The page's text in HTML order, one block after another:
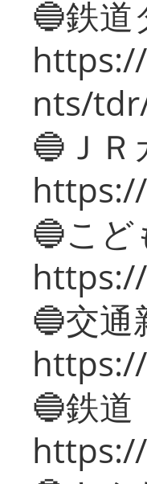
🔵鉄道
nts/
🔵ＪＲ
🔵こど
🔵交通
🔵鉄道